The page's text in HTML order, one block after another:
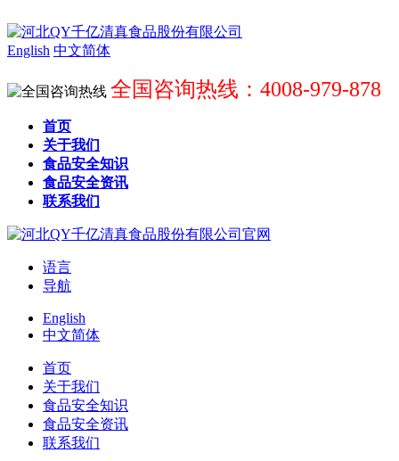
English 中文简体
全国咨询热线：4008-979-878
首页
关于我们
食品安全知识
食品安全资讯
联系我们
语言
导航
English
中文简体
首页
关于我们
食品安全知识
食品安全资讯
联系我们